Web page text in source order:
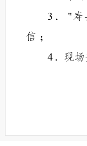
3 ． "寿
信 ；
4 ．现场
假日除